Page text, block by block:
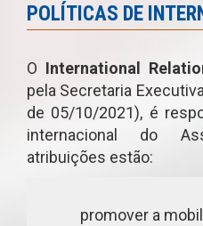
POLÍTICAS DE
O International
pela Secretaria
de 05/10/2021), é
internacional do
atribuições estão:
promover a